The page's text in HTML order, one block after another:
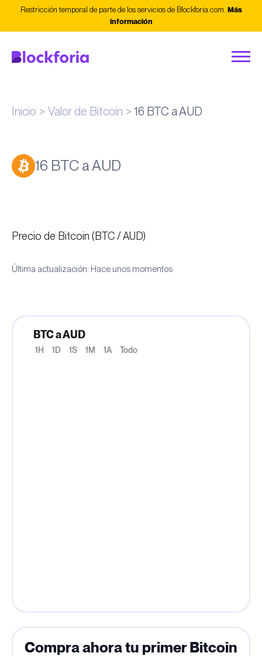
Restricción temporal de parte de los servicios de Blockforia.com. Más
información
Inicio Valor de Bitcoin 16 BTC a AUD
16 BTC a AUD
Precio de Bitcoin (BTC / AUD)
Última actualización: Hace unos momentos
BTC a AUD
1H 1D 1S 1M 1A Todo
Compra ahora tu primer Bitcoin